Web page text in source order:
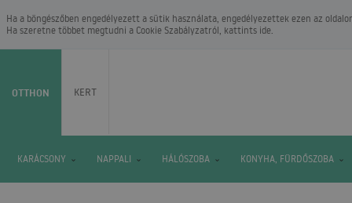
Ha a böngészőben engedélyezett a sütik használata, engedélyezettek ezen az
Ha szeretne többet megtudni a Cookie Szabályzatról, kattints ide.
OTTHON KERT
KARÁCSONY NAPPALI HÁLÓSZOBA KONYHA, FÜRDŐSZOBA